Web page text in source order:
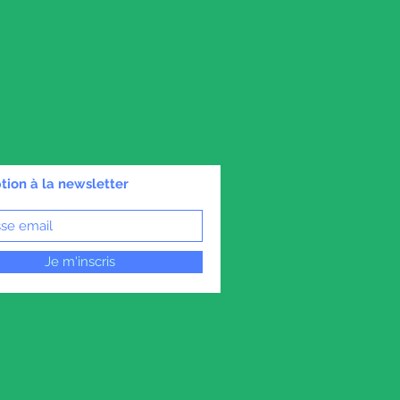
à la newsletter
Je m'inscris